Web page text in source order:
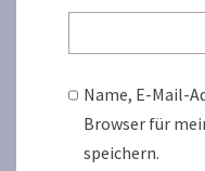
Name, E-Mail-
Browser für
speichern.